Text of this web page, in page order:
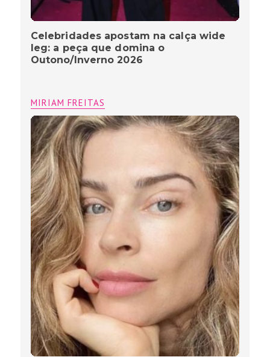
Celebridades apostam na calça wide
leg: a peça que domina o
Outono/Inverno 2026
MIRIAM FREITAS